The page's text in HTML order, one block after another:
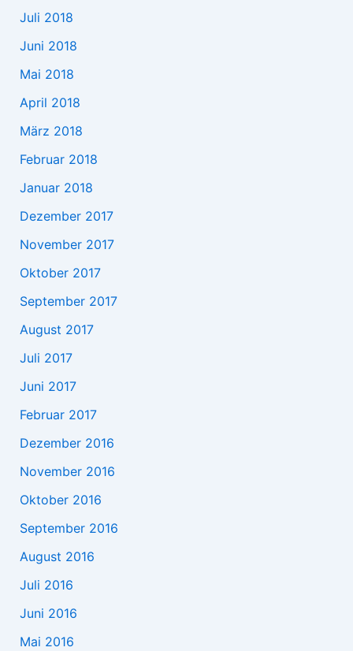
Juli 2018
Juni 2018
Mai 2018
April 2018
März 2018
Februar 2018
Januar 2018
Dezember 2017
November 2017
Oktober 2017
September 2017
August 2017
Juli 2017
Juni 2017
Februar 2017
Dezember 2016
November 2016
Oktober 2016
September 2016
August 2016
Juli 2016
Juni 2016
Mai 2016